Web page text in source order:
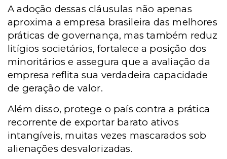
A adoção dessas cláusulas não apenas
aproxima a empresa brasileira das melhores
práticas de governança, mas também reduz
litígios societários, fortalece a posição dos
minoritários e assegura que a avaliação da
empresa reflita sua verdadeira capacidade
de geração de valor.
Além disso, protege o país contra a prática
recorrente de exportar barato ativos
intangíveis, muitas vezes mascarados sob
alienações desvalorizadas.